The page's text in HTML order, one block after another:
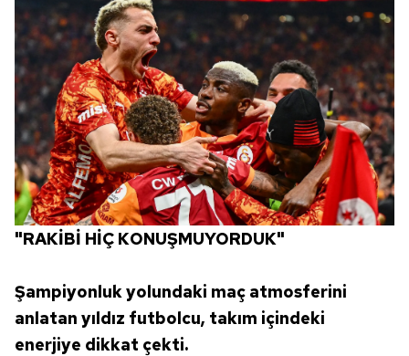
"RAKİBİ HİÇ KONUŞMUYORDUK"
Şampiyonluk yolundaki maç atmosferini
anlatan yıldız futbolcu, takım içindeki
enerjiye dikkat çekti.